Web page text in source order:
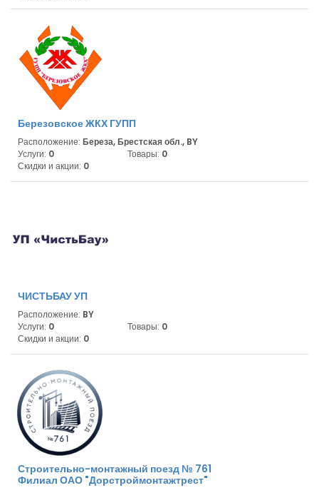
Березовское ЖКХ ГУПП
Расположение: Береза, Брестская обл., BY
Услуги: 0 Товары: 0
Скидки и акции: 0
ЧИСТЬБАУ УП
Расположение: BY
Услуги: 0 Товары: 0
Скидки и акции: 0
Строительно-монтажный поезд № 761
Филиал ОАО "Дорстроймонтажтрест"